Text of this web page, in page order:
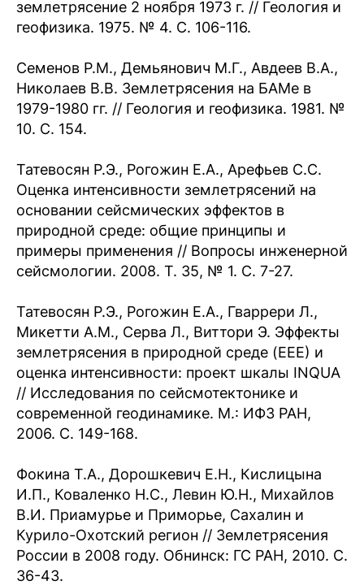
землетрясение 2 ноября 1973 г. // Геология и
геофизика. 1975. № 4. С. 106-116.
Семенов Р.М., Демьянович М.Г., Авдеев В.А.,
Николаев В.В. Землетрясения на БАМе в
1979-1980 гг. // Геология и геофизика. 1981. №
10. С. 154.
Татевосян Р.Э., Рогожин Е.А., Арефьев С.С.
Оценка интенсивности землетрясений на
основании сейсмических эффектов в
природной среде: общие принципы и
примеры применения // Вопросы инженерной
сейсмологии. 2008. Т. 35, № 1. С. 7-27.
Татевосян Р.Э., Рогожин Е.А., Гваррери Л.,
Микетти А.М., Серва Л., Виттори Э. Эффекты
землетрясения в природной среде (ЕЕЕ) и
оценка интенсивности: проект шкалы INQUA
// Исследования по сейсмотектонике и
современной геодинамике. М.: ИФЗ РАН,
2006. С. 149-168.
Фокина Т.А., Дорошкевич Е.Н., Кислицына
И.П., Коваленко Н.С., Левин Ю.Н., Михайлов
В.И. Приамурье и Приморье, Сахалин и
Курило-Охотский регион // Землетрясения
России в 2008 году. Обнинск: ГС РАН, 2010. С.
36-43.